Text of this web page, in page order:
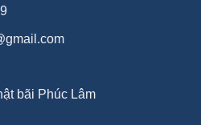
bãi Phúc Lâm